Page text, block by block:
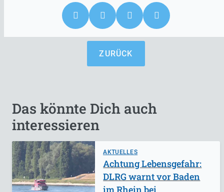
ZURÜCK
Das könnte Dich auch
interessieren
AKTUELLES
Achtung Lebensgefahr:
DLRG warnt vor Baden
im Rhein bei